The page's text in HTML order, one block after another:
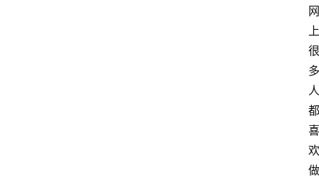
网
上
很
多
人
都
喜
欢
做